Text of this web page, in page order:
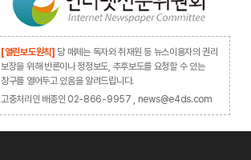
[열린보도원칙] 당 매체는 독자와 취재원 등 뉴스이용자의 권리
보장을 위해 반론이나 정정보도, 추후보도를 요청할 수 있는
창구를 열어두고 있음을 알려드립니다.
고충처리인 배종인 02-866-9957 , news@e4ds.com